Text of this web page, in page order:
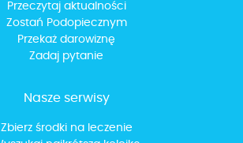
Przeczytaj aktualności
Zostań Podopiecznym
Przekaż darowiznę
Zadaj pytanie
Nasze serwisy
Zbierz środki na leczenie